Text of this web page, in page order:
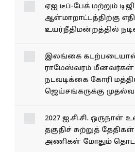
ஏஐ டீப்-பேக் மற்றும்
ஆள்மாறாட்டத்திற்கு
உயர்நீதிமன்றத்தில்
இலங்கை கடற்படையால்
ராமேஸ்வரம் மீனவர்கள்
நடவடிக்கை கோரி
ஜெய்சங்கருக்கு
2027 ஐ.சி.சி.
தகுதிச் சுற்றுத்
அணிகள் மோதும்